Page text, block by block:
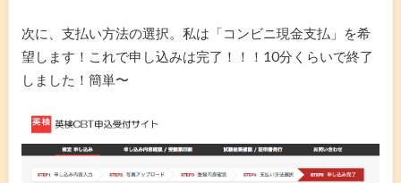
次に、支払い方法の選択。私は「コンビニ現金支払」を希
望します！これで申し込みは完了！！！10分くらいで終了
しました！簡単〜